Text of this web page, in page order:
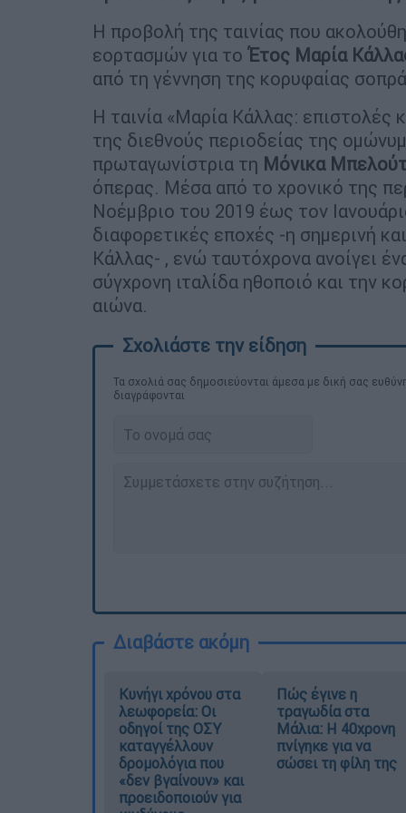
Η προβολή της ταινίας που
εορτασμών για το Έτος Μαρία
από τη γέννηση της κορυφαίας
Η ταινία «Μαρία Κάλλας: επιστολές
της διεθνούς περιοδείας της
πρωταγωνίστρια τη Μόνικα
όπερας. Μέσα από το χρονικό της
Νοέμβριο του 2019 έως τον
διαφορετικές εποχές -η σημερινή
Κάλλας- , ενώ ταυτόχρονα ανοίγει
σύγχρονη ιταλίδα ηθοποιό και την
αιώνα.
Τα σχολιά σας δημοσιεύονται άμεσα με δική σας
διαγράφονται
Διαβάστε ακόμη
Κυνήγι χρόνου στα
λεωφορεία: Οι
οδηγοί της ΟΣΥ
καταγγέλλουν
δρομολόγια που
«δεν βγαίνουν» και
προειδοποιούν για
Πώς έγινε η
τραγωδία στα
Μάλια: Η 40χρονη
πνίγηκε για να
σώσει τη φίλη της